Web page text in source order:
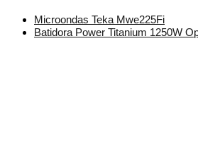
Microondas Teka Mwe225Fi
Batidora Power Titanium 1250W